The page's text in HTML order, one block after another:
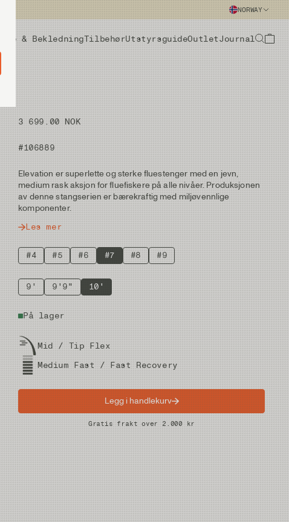
NORWAY
& BekledningTilbehørUtstyrsguideOutletJournal
3 699.00 NOK
#106889
Elevation er superlette og sterke fluestenger med en jevn,
medium rask aksjon for fluefiskere på alle nivåer. Produksjonen
av denne stangserien er bærekraftig med miljøvennlige
komponenter.
Les mer
#4 #5 #6 #7 #8 #9
9' 9'9" 10'
På lager
Mid / Tip Flex
Medium Fast / Fast Recovery
Legg i handlekurv
Gratis frakt over 2.000 kr